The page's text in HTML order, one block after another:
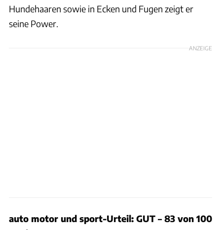
Hundehaaren sowie in Ecken und Fugen zeigt er
seine Power.
ANZEIGE
auto motor und sport-Urteil: GUT – 83 von 100